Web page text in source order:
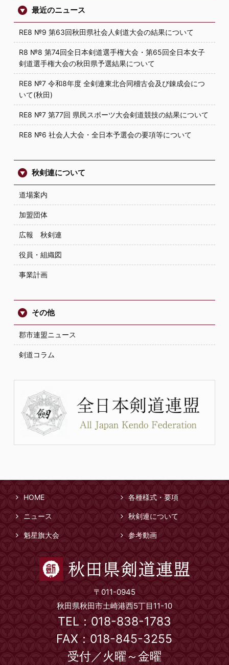
最近のニュース
RE8 №9 第63回秋田県社会人剣道大会の結果について
R8 №8 第74回全日本剣道選手権大会・第65回全日本女子
剣道選手権大会の秋田県予選結果について
RE8 №7 令和8年度 全剣連東北合同稽古会及び錬成会につ
いて(秋田)
RE8 №7 第77回 県民スポーツ大会剣道競技の結果について
RE8 №6 社会人大会・全日本予選会の要項等について
秋剣連について
道場案内
加盟団体
広報 秋剣連
役員・組織図
事業計画
その他
郡市連盟ニュース
剣道コラム
HOME
ニュース
魁星旗大会
各種様式・要項
秋剣連について
参考動画
〒011-0945
秋田県秋田市土崎港西5丁目11-10
TEL：018-838-1783
FAX：018-845-3255
受付／火曜～金曜